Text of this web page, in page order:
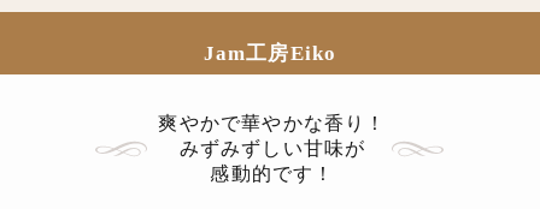
Jam工房Eiko
爽やかで華やかな香り！
みずみずしい甘味が
感動的です！